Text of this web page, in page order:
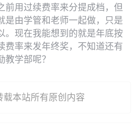
服务 需求对接
点专题
，记者从新闻发
前用过续费率来分提成档，但
是由学管和老师一起做，只是
。现在我能想到的就是年底按
费率来发年终奖，不知道还有
学部呢？
载本站所有原创内容